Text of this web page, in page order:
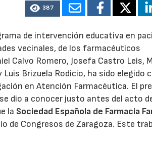
387
de intervención educativa en
vecinales, de los farmacéuticos
Calvo Romero, Josefa Castro Leis,
Brizuela Rodicio, ha sido elegido
en Atención Farmacéutica. El
dio a conocer justo antes del acto
la Sociedad Española de Farmacia
de Congresos de Zaragoza. Este